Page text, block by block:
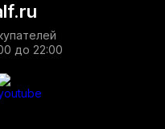
до 22:00